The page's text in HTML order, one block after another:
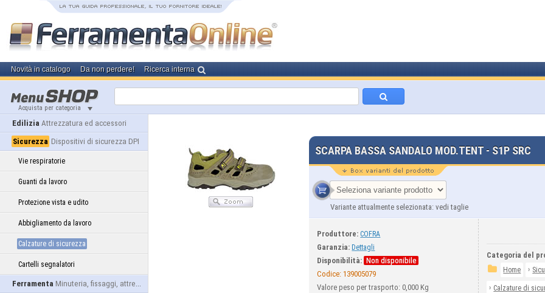
Novità in catalogo Da non perdere! Ricerca interna
Acquista per categoria
Edilizia Attrezzatura ed accessori
Sicurezza Dispositivi di sicurezza DPI
Vie respiratorie
Guanti da lavoro
Protezione vista e udito
Abbigliamento da lavoro
Calzature di sicurezza
Cartelli segnalatori
Ferramenta Minuteria, fissaggi, attrezzatura
SCARPA BASSA SANDALO MOD.TENT - S1P SRC
Variante attualmente selezionata: vedi taglie
Produttore: COFRA
Garanzia: Dettagli
Disponibilità: Non disponibile
Codice:139005079
Valore peso per trasporto: 0,000 Kg
Categoria del
Home ›
› Calzature di